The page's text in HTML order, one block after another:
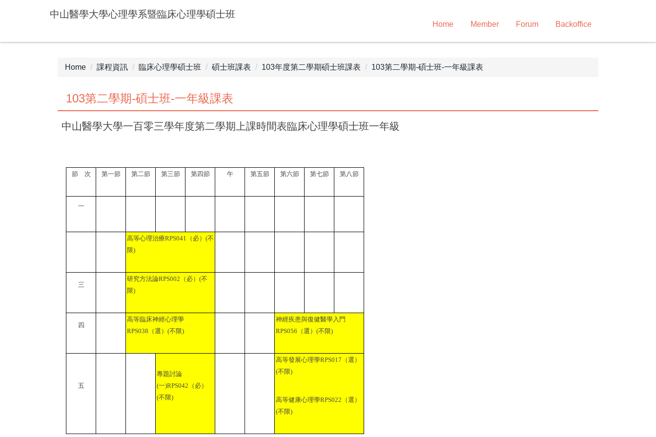
main
中山醫學大學心理學系暨臨床心理學碩士班
Home Member Forum Backoffice
Home 課程資訊 臨床心理學碩士班 碩士班課表 103年度第二學期碩士班課表 103第二學期-碩士班-一年級課表
103第二學期-碩士班-一年級課表
中山醫學大學一百零三學年度第二學期上課時間表臨床心理學碩士班一年級
節 次 第一節 第二節 第三節 第四節 午 第五節 第六節 第七節 第八節
一
高等心理治療RPS041 （必） (不
限)
三
研究方法論RPS002 （必） (不
限)
四
高等臨床神經心理學
RPS038 （選） (不限)
神經疾患與復健醫學入門
RPS056 （選） (不限)
五
專題討論
(一)RPS042 （必）
(不限)
高等發展心理學RPS017 （選）
(不限)
高等健康心理學RPS022 （選）
(不限)